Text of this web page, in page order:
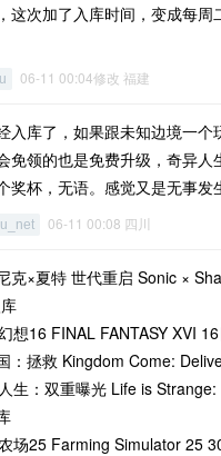
这次加了入库时间，变成每周
06-11 00:04修改 福建
入库了，如果跟未知边境一个
免领的也是免费升级，奇异人
奖杯，无语。感觉又是无事发
06-11 00:08 四川
克×夏特 世代重启 Sonic ×
想16 FINAL FANTASY XVI
：拯救 Kingdom Come:
生：双重曝光 Life is
场25 Farming Simulator 25